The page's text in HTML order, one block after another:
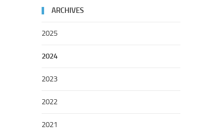
ARCHIVES
2025
2024
2023
2022
2021